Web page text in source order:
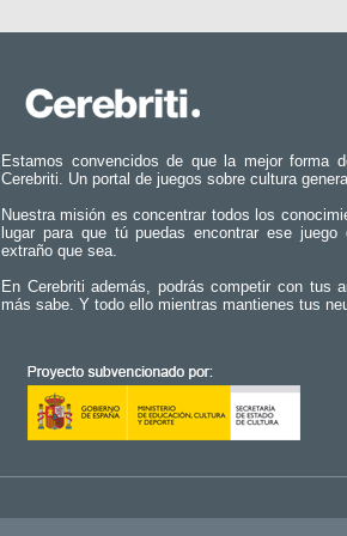
Estamos convencidos de que la mejor forma
Cerebriti. Un portal de juegos sobre cultura
Nuestra misión es concentrar todos los
lugar para que tú puedas encontrar ese
extraño que sea.
En Cerebriti además, podrás competir con tus
más sabe. Y todo ello mientras mantienes tus